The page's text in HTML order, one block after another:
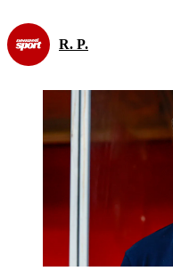
R. P.